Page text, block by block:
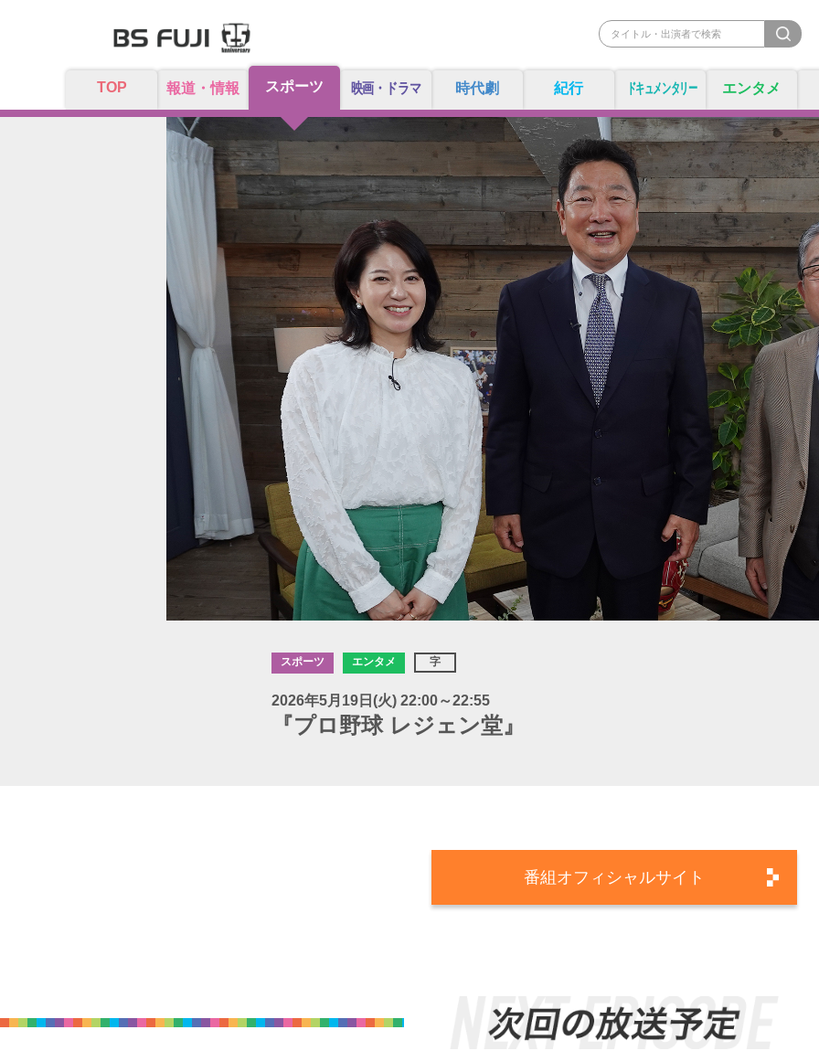
TOP 報道・情報 スポーツ 映画・ドラマ 時代劇 紀行 ドキュメンタリー エンタメ
スポーツ エンタメ 字
2026年5月19日(火) 22:00～22:55
『プロ野球 レジェン堂』
番組オフィシャルサイト